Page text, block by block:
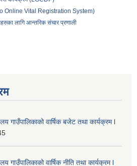
Online Vital Registration System)
लागि आन्तरिक संचार प्रणाली
वार्षिक बजेट तथा कार्यक्रम l
वार्षिक नीति तथा कार्यक्रम l